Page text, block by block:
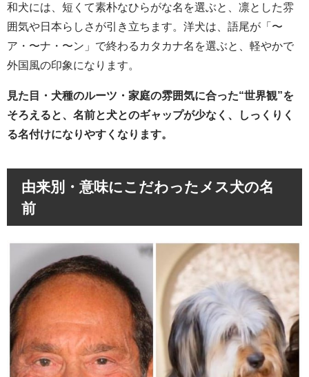
和犬には、短くて素朴なひらがな名を選ぶと、凛とした雰
囲気や日本らしさが引き立ちます。洋犬は、語尾が「〜
ア・〜ナ・〜ン」で終わるカタカナ名を選ぶと、軽やかで
外国風の印象になります。
見た目・犬種のルーツ・家庭の雰囲気に合った“世界観”を
そろえると、名前と犬とのギャップが少なく、しっくりく
る名付けになりやすくなります。
由来別・意味にこだわったメス犬の名
前